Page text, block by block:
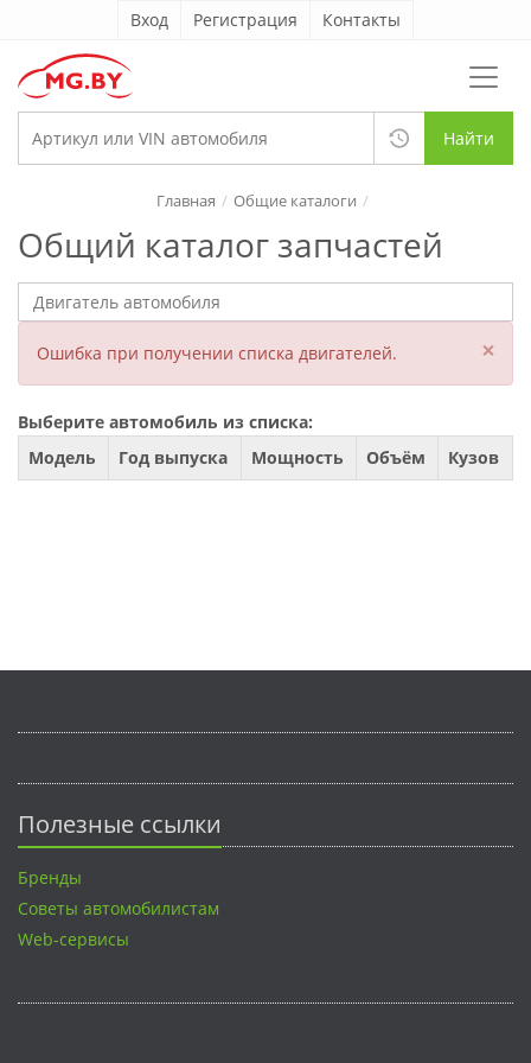
Вход Регистрация Контакты
Найти
Общий каталог запчастей
Главная Общие каталоги
Ошибка при получении списка двигателей. ×
Выберите автомобиль из списка:
Модель
Год выпуска Мощность Объём Кузов
Полезные ссылки
Бренды
Советы автомобилистам
Web-сервисы